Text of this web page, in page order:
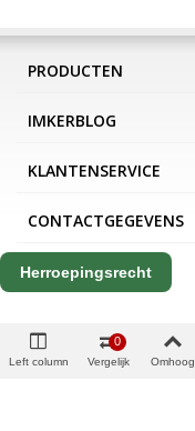
PRODUCTEN
IMKERBLOG
KLANTENSERVICE
CONTACTGEGEVENS
Herroepingsrecht
Left column Vergelijk
0
Omhoog